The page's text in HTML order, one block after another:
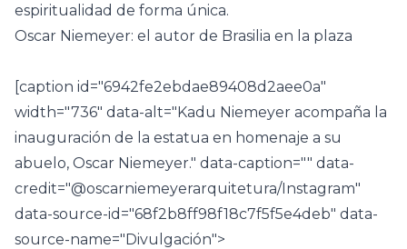
espiritualidad de forma única.
Oscar Niemeyer: el autor de Brasilia en la plaza
[caption id="6942fe2ebdae89408d2aee0a"
width="736" data-alt="Kadu Niemeyer acompaña la
inauguración de la estatua en homenaje a su
abuelo, Oscar Niemeyer." data-caption="" data-
credit="@oscarniemeyerarquitetura/Instagram"
data-source-id="68f2b8ff98f18c7f5f5e4deb" data-
source-name="Divulgación">